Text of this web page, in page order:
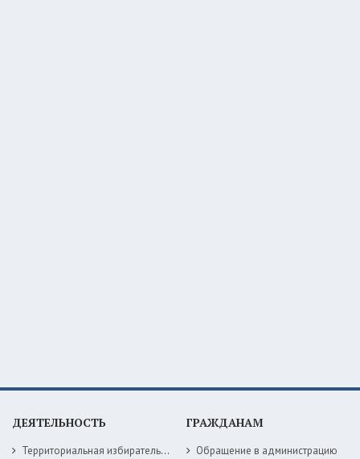
ДЕЯТЕЛЬНОСТЬ
Территориальная избирательная комиссия
ГРАЖДАНАМ
Обращение в администрацию